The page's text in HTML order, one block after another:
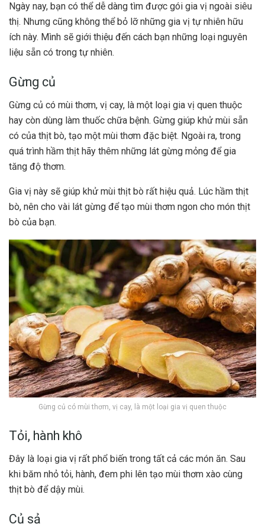
Ngày nay, bạn có thể dễ dàng tìm được gói gia vị ngoài siêu
thị. Nhưng cũng không thể bỏ lỡ những gia vị tự nhiên hữu
ích này. Mình sẽ giới thiệu đến cách bạn những loại nguyên
liệu sẵn có trong tự nhiên.
Gừng củ
Gừng củ có mùi thơm, vị cay, là một loại gia vị quen thuộc
hay còn dùng làm thuốc chữa bệnh. Gừng giúp khử mùi sẵn
có của thịt bò, tạo một mùi thơm đặc biệt. Ngoài ra, trong
quá trình hầm thịt hãy thêm những lát gừng mỏng để gia
tăng độ thơm.
Gia vị này sẽ giúp khử mùi thịt bò rất hiệu quả. Lúc hầm thịt
bò, nên cho vài lát gừng để tạo mùi thơm ngon cho món thịt
bò của bạn.
Gừng củ có mùi thơm, vị cay, là một loại gia vị quen thuộc
Tỏi, hành khô
Đây là loại gia vị rất phổ biến trong tất cả các món ăn. Sau
khi băm nhỏ tỏi, hành, đem phi lên tạo mùi thơm xào cùng
thịt bò để dậy mùi.
Củ sả